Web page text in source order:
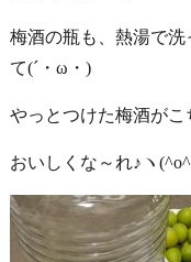
梅酒の瓶も、熱湯で
て(´・ω・)
やっとつけた梅酒がこ
おいしくな～れ♪ヽ